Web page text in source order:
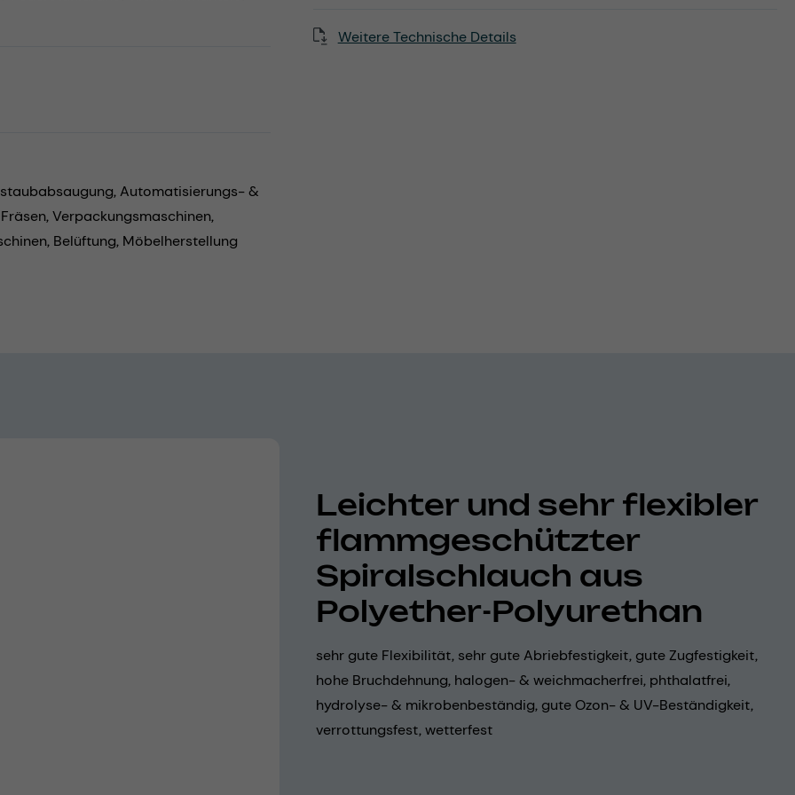
Weitere Technische Details
Automatisierungs- &
Verpackungsmaschinen,
Belüftung, Möbelherstellung
Leichter und sehr flexibler
flammgeschützter
Spiralschlauch aus
Polyether-Polyurethan
sehr gute Flexibilität, sehr gute Abriebfestigkeit, gute Zugfestigkeit,
hohe Bruchdehnung, halogen- & weichmacherfrei, phthalatfrei,
hydrolyse- & mikrobenbeständig, gute Ozon- & UV-Beständigkeit,
verrottungsfest, wetterfest